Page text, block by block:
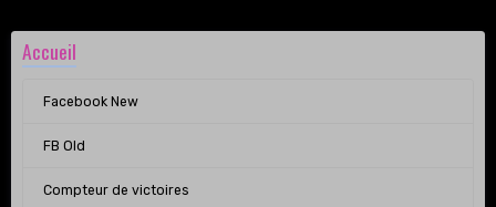
Accueil
Facebook New
FB Old
Compteur de victoires